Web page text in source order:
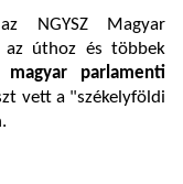
NGYSZ Magyar
az úthoz és többek
magyar parlamenti
vett a "székelyföldi